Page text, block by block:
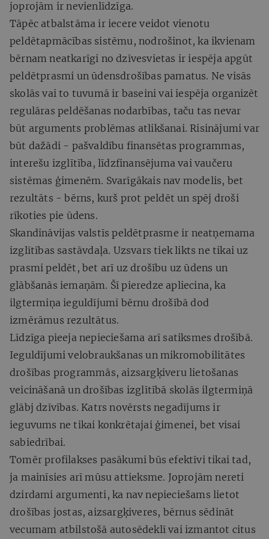
joprojām ir nevienlīdzīga.
Tāpēc atbalstāma ir iecere veidot vienotu
peldētapmācības sistēmu, nodrošinot, ka ikvienam
bērnam neatkarīgi no dzīvesvietas ir iespēja apgūt
peldētprasmi un ūdensdrošības pamatus. Ne visās
skolās vai to tuvumā ir baseini vai iespēja organizēt
regulāras peldēšanas nodarbības, taču tas nevar
būt arguments problēmas atlikšanai. Risinājumi var
būt dažādi - pašvaldību finansētas programmas,
interešu izglītība, līdzfinansējuma vai vaučeru
sistēmas ģimenēm. Svarīgākais nav modelis, bet
rezultāts - bērns, kurš prot peldēt un spēj droši
rīkoties pie ūdens.
Skandināvijas valstīs peldētprasme ir neatņemama
izglītības sastāvdaļa. Uzsvars tiek likts ne tikai uz
prasmi peldēt, bet arī uz drošību uz ūdens un
glābšanās iemaņām. Šī pieredze apliecina, ka
ilgtermiņa ieguldījumi bērnu drošībā dod
izmērāmus rezultātus.
Līdzīga pieeja nepieciešama arī satiksmes drošībā.
Ieguldījumi velobraukšanas un mikromobilitātes
drošības programmās, aizsargķiveru lietošanas
veicināšanā un drošības izglītībā skolās ilgtermiņā
glābj dzīvības. Katrs novērsts negadījums ir
ieguvums ne tikai konkrētajai ģimenei, bet visai
sabiedrībai.
Tomēr profilakses pasākumi būs efektīvi tikai tad,
ja mainīsies arī mūsu attieksme. Joprojām nereti
dzirdami argumenti, ka nav nepieciešams lietot
drošības jostas, aizsargķiveres, bērnus sēdināt
vecumam atbilstošā autosēdeklī vai izmantot citus